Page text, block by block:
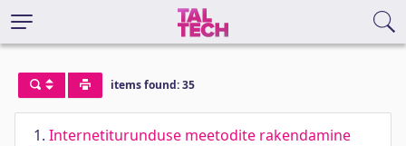
items found: 35
1. Internetiturunduse meetodite rakendamine